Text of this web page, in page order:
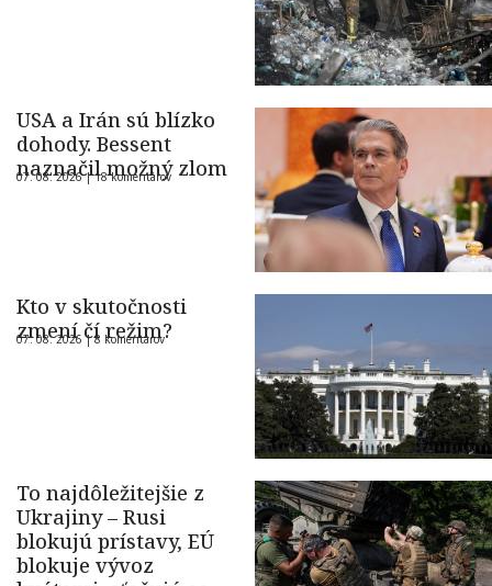
USA a Irán sú blízko
dohody. Bessent
naznačil možný zlom
07. 08. 2026 |18 komentárov
Kto v skutočnosti
zmení čí režim?
07. 08. 2026 |8 komentárov
To najdôležitejšie z
Ukrajiny – Rusi
blokujú prístavy, EÚ
blokuje vývoz